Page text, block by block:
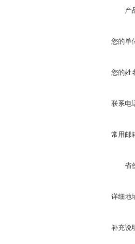
产
您的单
您的姓
联系电
常用邮
省
详细地
补充说